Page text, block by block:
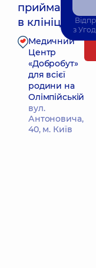
приймає
в клініці
Медичний
Центр
«Добробут»
для всієї
родини на
Олімпійській
вул.
Антоновича,
40, м. Київ
з